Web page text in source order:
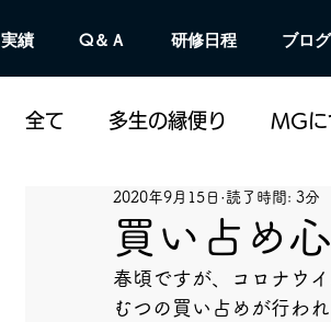
実績 Q＆Ａ 研修日程 ブログ
全て 多生の縁便り MGに
買い占め
2020年9月15日 読了時間: 3分
春頃ですが、コロナウ
むつの買い占めが行わ